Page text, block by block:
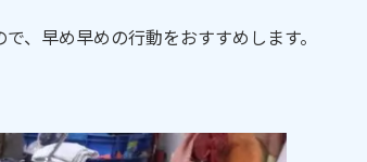
、早め早めの行動をおすすめします。